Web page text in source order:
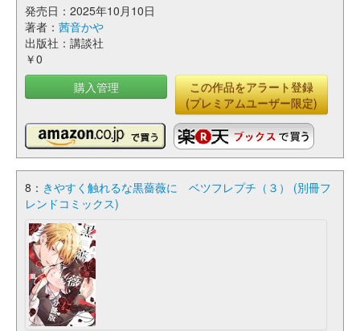
発売日：2025年10月10日
著者： 茜音かや
出版社：講談社
￥0
購入管理
この作品をアラート登録
(プレミアムユーザー限定)
8： きやすく触れるな黒薔薇に ベツフレプチ（３） (別冊フ
レンドコミックス)